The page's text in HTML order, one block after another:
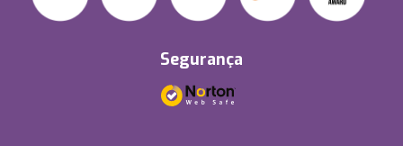
Segurança